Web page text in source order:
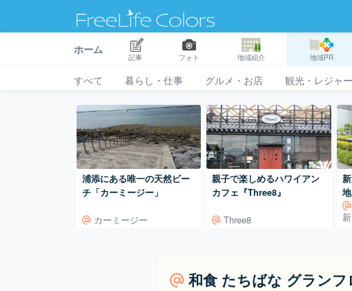
ホーム
記事 フォト 地域紹介 地域PR
すべて 暮らし・仕事 グルメ・お店 観光・レジャー
浦添にある唯一の天然ビー
チ「カーミージー」
カーミージー
親子で楽しめるハワイアン
カフェ『Three8』
Three8
和食 たちばな グランフ